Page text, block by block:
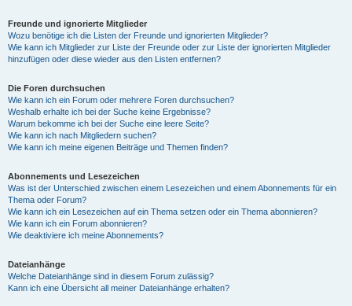
Freunde und ignorierte Mitglieder
Wozu benötige ich die Listen der Freunde und ignorierten Mitglieder?
Wie kann ich Mitglieder zur Liste der Freunde oder zur Liste der ignorierten Mitglieder
hinzufügen oder diese wieder aus den Listen entfernen?
Die Foren durchsuchen
Wie kann ich ein Forum oder mehrere Foren durchsuchen?
Weshalb erhalte ich bei der Suche keine Ergebnisse?
Warum bekomme ich bei der Suche eine leere Seite?
Wie kann ich nach Mitgliedern suchen?
Wie kann ich meine eigenen Beiträge und Themen finden?
Abonnements und Lesezeichen
Was ist der Unterschied zwischen einem Lesezeichen und einem Abonnements für ein
Thema oder Forum?
Wie kann ich ein Lesezeichen auf ein Thema setzen oder ein Thema abonnieren?
Wie kann ich ein Forum abonnieren?
Wie deaktiviere ich meine Abonnements?
Dateianhänge
Welche Dateianhänge sind in diesem Forum zulässig?
Kann ich eine Übersicht all meiner Dateianhänge erhalten?